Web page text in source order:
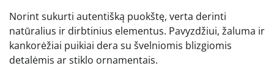
Norint sukurti autentišką puokštę, verta derinti
natūralius ir dirbtinius elementus. Pavyzdžiui, žaluma ir
kankorėžiai puikiai dera su švelniomis blizgiomis
detalėmis ar stiklo ornamentais.